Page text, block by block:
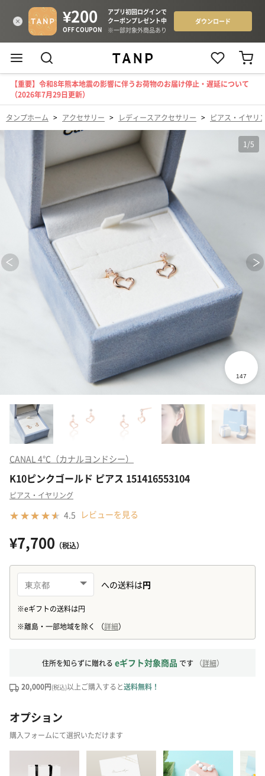
【重要】令和8年熊本地震の影響に伴うお荷物のお届け停止・遅延について
（2026年7月29日更新）
タンプホーム > アクセサリー > レディースアクセサリー > ピアス・イヤリ
1 /5
CANAL 4℃（カナルヨンドシー）
K10ピンクゴールド ピアス 151416553104
ピアス・イヤリング
4.5 レビューを見る
¥7,700 （税込）
住所を知らずに贈れる eギフト対象商品 です （詳細）
20,000円(税込)以上ご購入すると送料無料！
オプション
購入フォームにて選択いただけます